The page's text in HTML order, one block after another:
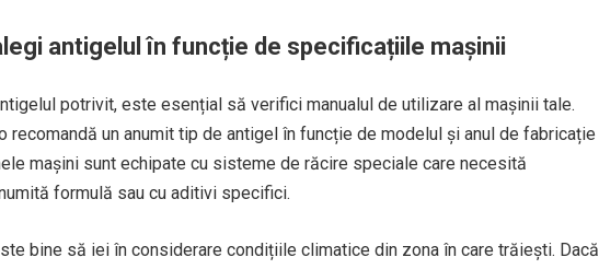
antigelul în funcție de specificațiile mașinii
potrivit, este esențial să verifici manualul de utilizare al mașinii tale.
recomandă un anumit tip de antigel în funcție de modelul și anul de fabricație
mașini sunt echipate cu sisteme de răcire speciale care necesită
formulă sau cu aditivi specifici.
bine să iei în considerare condițiile climatice din zona în care trăiești. Dacă